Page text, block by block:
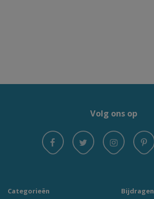
Volg ons op
Categorieën
Bijdragen